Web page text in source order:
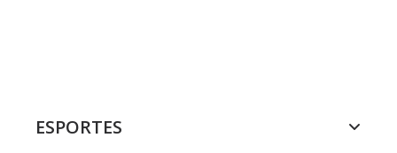
ESPORTES